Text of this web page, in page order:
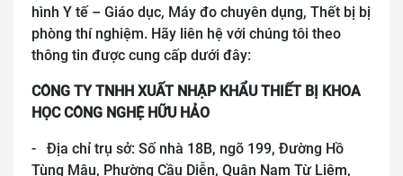
hình Y tế – Giáo dục, Máy đo chuyên dụng, Thết bị bị
phòng thí nghiệm. Hãy liên hệ với chúng tôi theo
thông tin được cung cấp dưới đây:
CÔNG TY TNHH XUẤT NHẬP KHẨU THIẾT BỊ KHOA
HỌC CÔNG NGHỆ HỮU HẢO
- Địa chỉ trụ sở: Số nhà 18B, ngõ 199, Đường Hồ
Tùng Mậu, Phường Cầu Diễn, Quận Nam Từ Liêm,